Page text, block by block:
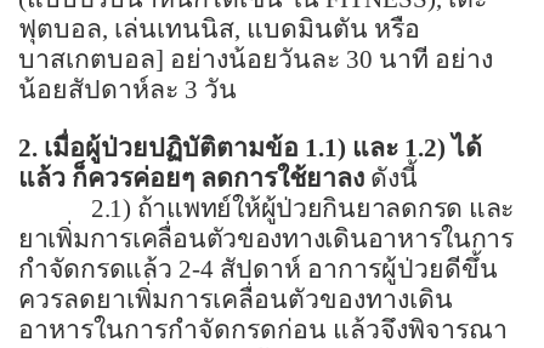
ฟุตบอล, เล่นเทนนิส, แบดมินตัน หรือ
บาสเกตบอล] อย่างน้อยวันละ 30 นาที อย่าง
น้อยสัปดาห์ละ 3 วัน
2. เมื่อผู้ป่วยปฏิบัติตามข้อ 1.1) และ 1.2) ได้
แล้ว ก็ควรค่อยๆ ลดการใช้ยาลง ดังนี้
2.1) ถ้าแพทย์ให้ผู้ป่วยกินยาลดกรด และ
ยาเพิ่มการเคลื่อนตัวของทางเดินอาหารในการ
กำจัดกรดแล้ว 2-4 สัปดาห์ อาการผู้ป่วยดีขึ้น
ควรลดยาเพิ่มการเคลื่อนตัวของทางเดิน
อาหารในการกำจัดกรดก่อน แล้วจึงพิจารณา